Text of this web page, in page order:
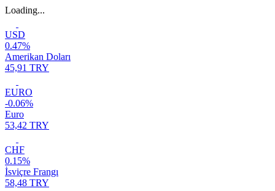
Loading...
USD
0.47%
Amerikan Doları
45,91 TRY
EURO
-0.06%
Euro
53,42 TRY
CHF
0.15%
İsviçre Frangı
58,48 TRY